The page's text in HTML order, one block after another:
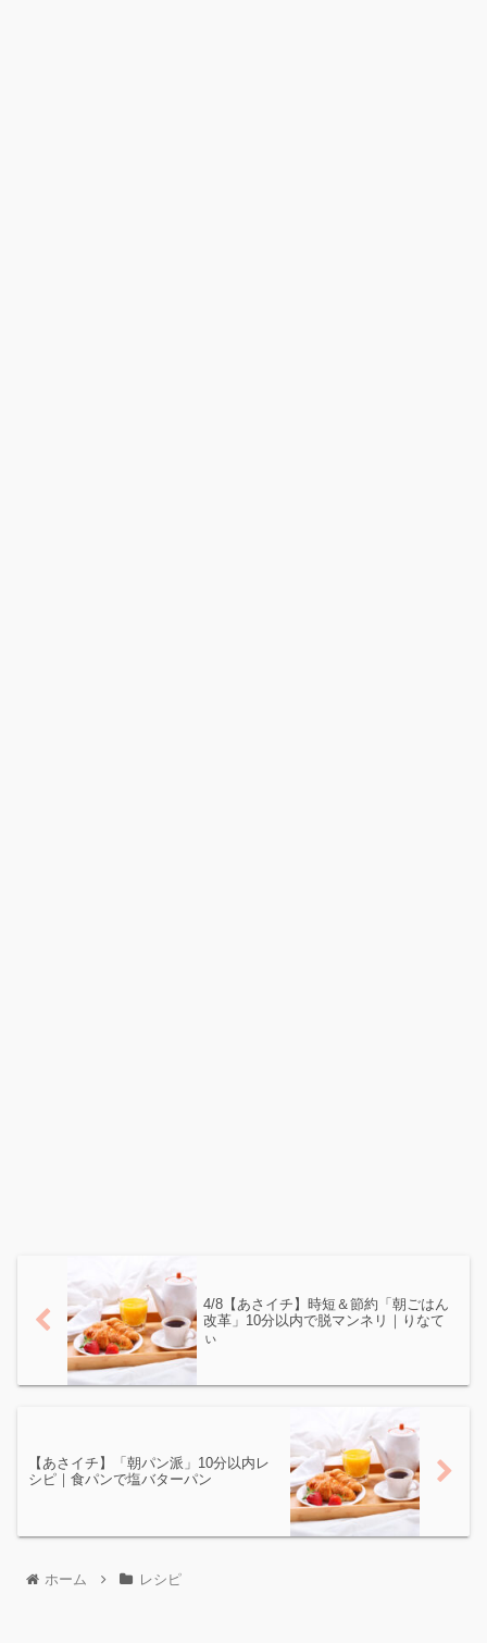
4/8【あさイチ】時短＆節約「朝ごはん
改革」10分以内で脱マンネリ｜りなて
ぃ
【あさイチ】「朝パン派」10分以内レ
シピ｜食パンで塩バターパン
ホーム レシピ